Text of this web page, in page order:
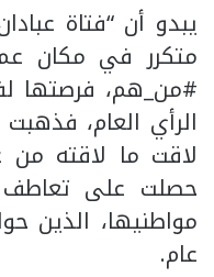
يبدو أن “فتاة
متكرر في مكان
#من_هم، فرصتها
الرأي العام،
لاقت ما لاقته من
حصلت على
مواطنيها، الذين
عام.